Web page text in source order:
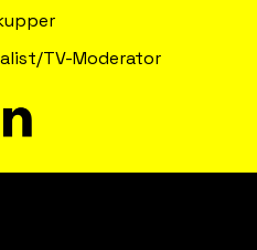
TV-Moderator